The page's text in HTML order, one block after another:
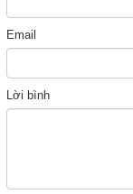
Email
Lời bình